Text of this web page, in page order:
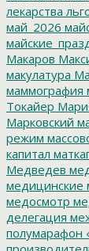
лекарства
май_2026
Макаров
макулатура
маммография
Токайер
Марковский
режим
капитал
Медведев
медицинские
медосмотр
делегация
полумарафон